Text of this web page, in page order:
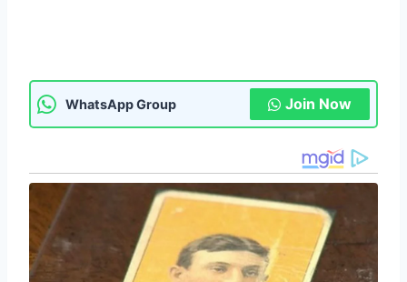
WhatsApp Group Join Now